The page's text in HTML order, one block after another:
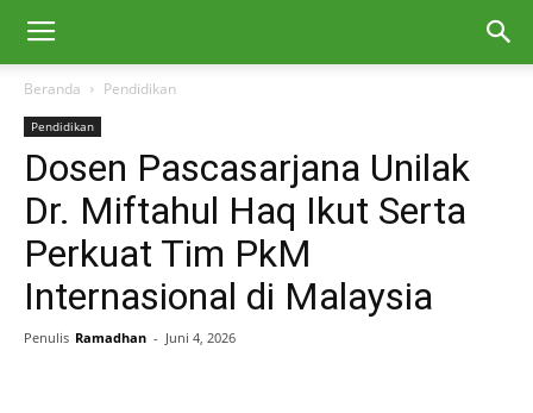
Beranda Pendidikan
Pendidikan
Dosen Pascasarjana Unilak
Dr. Miftahul Haq Ikut Serta
Perkuat Tim PkM
Internasional di Malaysia
Penulis Ramadhan - Juni 4, 2026